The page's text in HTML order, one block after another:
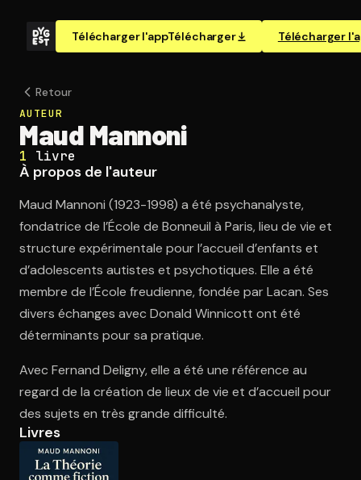
Télécharger l'appTélécharger Télécharger
Ouvre l'app Appareil photo, pointe sur le code. C'est gratuit à
Retour
AUTEUR
Maud Mannoni
1 livre
À propos de l'auteur
Maud Mannoni (1923-1998) a été psychanalyste,
fondatrice de l’École de Bonneuil à Paris, lieu de vie et
structure expérimentale pour l’accueil d’enfants et
d’adolescents autistes et psychotiques. Elle a été
membre de l’École freudienne, fondée par Lacan. Ses
divers échanges avec Donald Winnicott ont été
déterminants pour sa pratique.
Avec Fernand Deligny, elle a été une référence au
regard de la création de lieux de vie et d’accueil pour
des sujets en très grande difficulté.
Livres